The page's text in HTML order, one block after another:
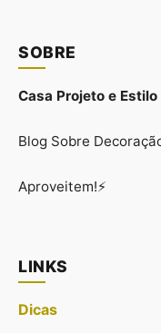
SOBRE
Casa Projeto e Estilo
Blog Sobre
Aproveitem!⚡
LINKS
Dicas